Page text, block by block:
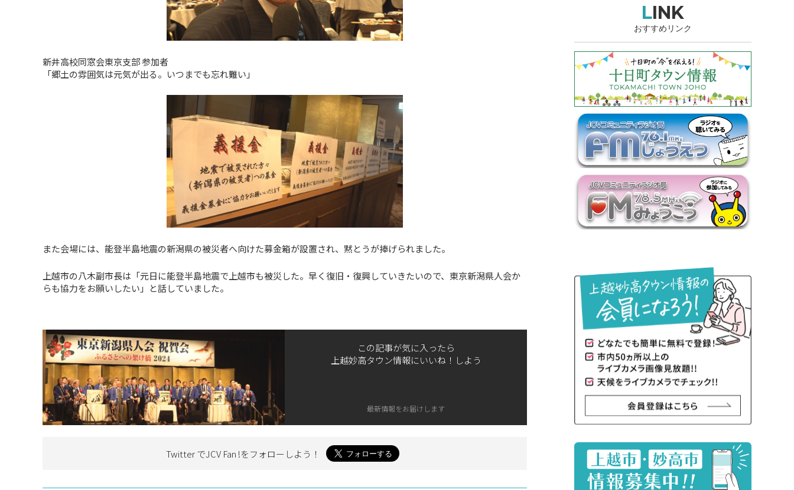
新井高校同窓会東京支部 参加者
「郷土の雰囲気は元気が出る。いつまでも忘れ難い」
また会場には、能登半島地震の新潟県の被災者へ向けた募金箱が設置され、黙とうが捧げられました。
上越市の八木副市長は「元日に能登半島地震で上越市も被災した。早く復旧・復興していきたいので、東京新潟県人会か
らも協力をお願いしたい」と話していました。
この記事が気に入ったら
上越妙高タウン情報にいいね！しよう
最新情報をお届けします
Twitter でJCV Fan !をフォローしよう！
LINK
おすすめリンク